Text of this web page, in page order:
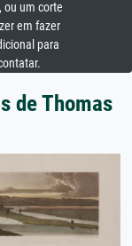
ou um corte
em fazer
para
de Thomas